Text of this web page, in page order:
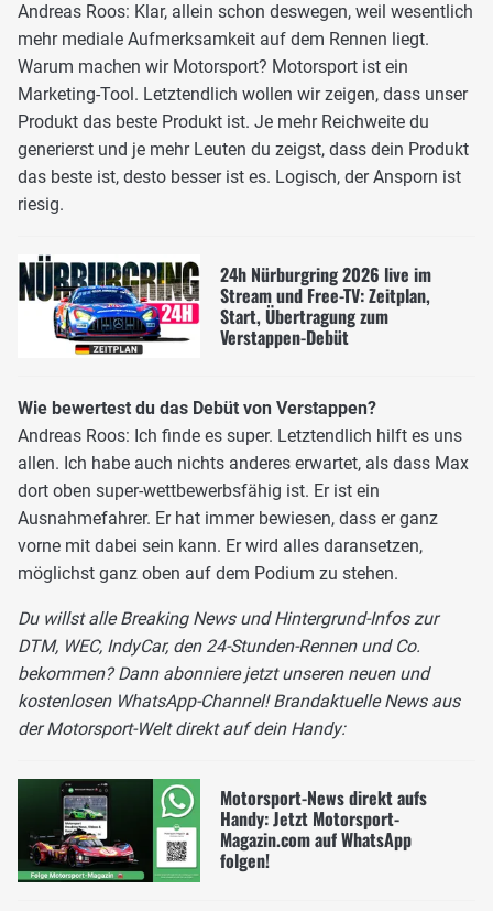
Andreas Roos: Klar, allein schon deswegen, weil wesentlich
mehr mediale Aufmerksamkeit auf dem Rennen liegt.
Warum machen wir Motorsport? Motorsport ist ein
Marketing-Tool. Letztendlich wollen wir zeigen, dass unser
Produkt das beste Produkt ist. Je mehr Reichweite du
generierst und je mehr Leuten du zeigst, dass dein Produkt
das beste ist, desto besser ist es. Logisch, der Ansporn ist
riesig.
24h Nürburgring 2026 live im
Stream und Free-TV: Zeitplan,
Start, Übertragung zum
Verstappen-Debüt
Wie bewertest du das Debüt von Verstappen?
Andreas Roos: Ich finde es super. Letztendlich hilft es uns
allen. Ich habe auch nichts anderes erwartet, als dass Max
dort oben super-wettbewerbsfähig ist. Er ist ein
Ausnahmefahrer. Er hat immer bewiesen, dass er ganz
vorne mit dabei sein kann. Er wird alles daransetzen,
möglichst ganz oben auf dem Podium zu stehen.
Du willst alle Breaking News und Hintergrund-Infos zur
DTM, WEC, IndyCar, den 24-Stunden-Rennen und Co.
bekommen? Dann abonniere jetzt unseren neuen und
kostenlosen WhatsApp-Channel! Brandaktuelle News aus
der Motorsport-Welt direkt auf dein Handy:
Motorsport-News direkt aufs
Handy: Jetzt Motorsport-
Magazin.com auf WhatsApp
folgen!